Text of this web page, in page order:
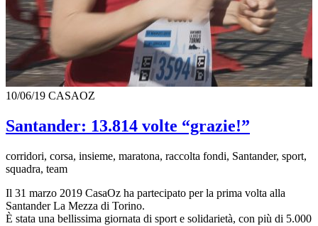
10/06/19 CASAOZ
Santander: 13.814 volte “grazie!”
corridori, corsa, insieme, maratona, raccolta fondi, Santander, sport,
squadra, team
Il 31 marzo 2019 CasaOz ha partecipato per la prima volta alla
Santander La Mezza di Torino.
È stata una bellissima giornata di sport e solidarietà, con più di 5.000